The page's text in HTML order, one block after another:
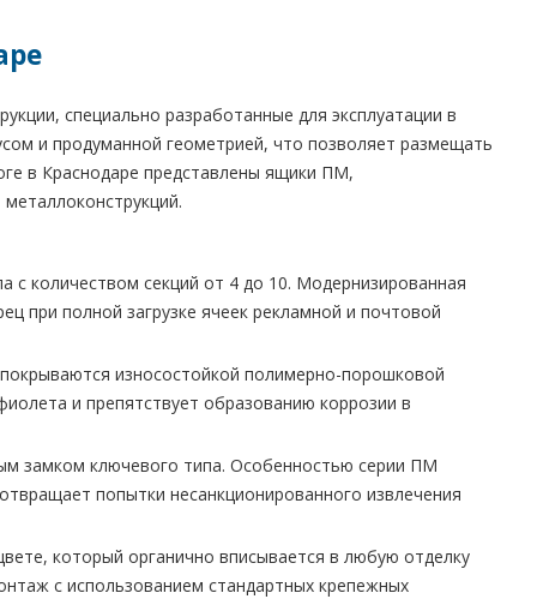
специально разработанные для эксплуатации в
и продуманной геометрией, что позволяет размещать
в Краснодаре представлены ящики ПМ,
количеством секций от 4 до 10. Модернизированная
при полной загрузке ячеек рекламной и почтовой
износостойкой полимерно-порошковой
и препятствует образованию коррозии в
замком ключевого типа. Особенностью серии ПМ
попытки несанкционированного извлечения
который органично вписывается в любую отделку
с использованием стандартных крепежных